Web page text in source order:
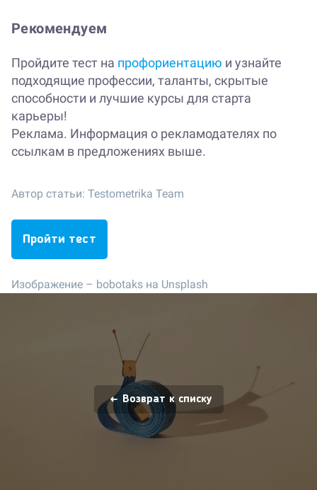
Рекомендуем
Пройдите тест на профориентацию и узнайте
подходящие профессии, таланты, скрытые
способности и лучшие курсы для старта
карьеры!
Реклама. Информация о рекламодателях по
ссылкам в предложениях выше.
Автор статьи: Testometrika Team
Пройти тест
Изображение – bobotaks на Unsplash
Возврат к списку